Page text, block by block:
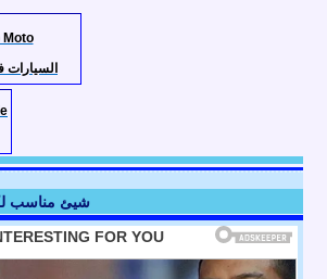
السيارات
شيئ مناسب